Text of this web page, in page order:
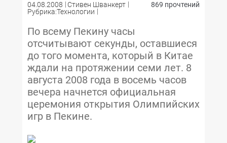
04.08.2008
Стивен Шванкерт
Рубрика:Технологии
869 прочтений
По всему Пекину часы
отсчитывают секунды, оставшиеся
до того момента, который в Китае
ждали на протяжении семи лет. 8
августа 2008 года в восемь часов
вечера начнется официальная
церемония открытия Олимпийских
игр в Пекине.